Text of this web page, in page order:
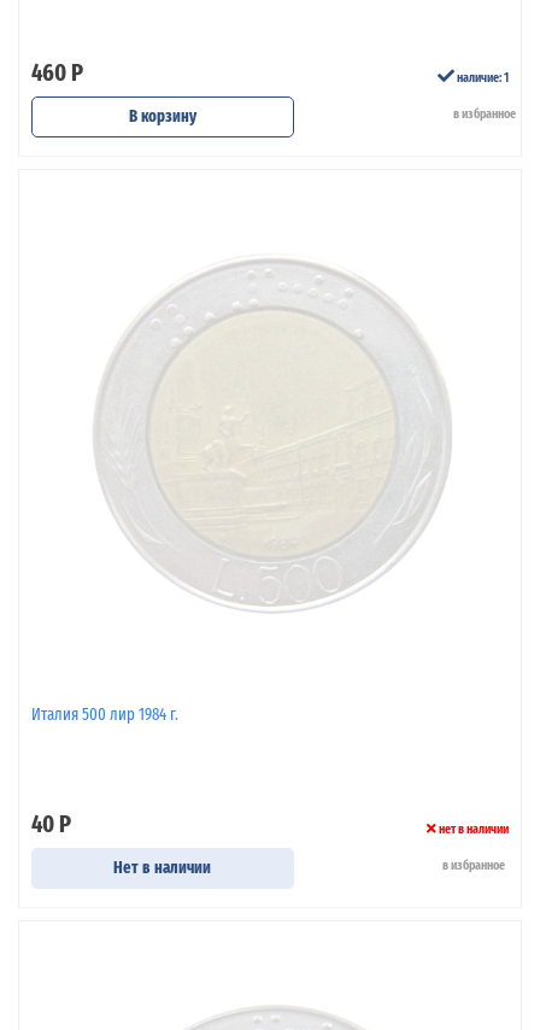
460 Р наличие: 1
В корзину в избранное
Италия 500 лир 1984 г.
40 Р нет в наличии
Нет в наличии в избранное